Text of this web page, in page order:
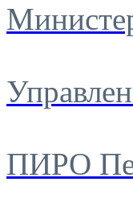
ПИРО